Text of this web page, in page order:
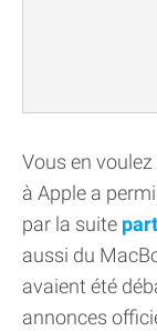
Vous en
à Apple a
par la suite
aussi du
avaient été
annonces